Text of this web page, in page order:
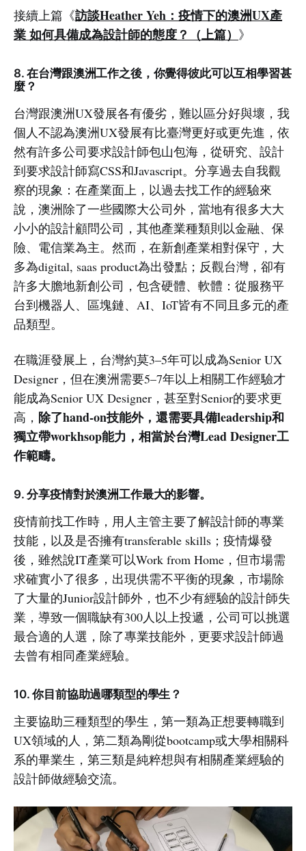
接續上篇《訪談Heather Yeh：疫情下的澳洲UX產
業 如何具備成為設計師的態度？（上篇） 》
8. 在台灣跟澳洲工作之後，你覺得彼此可以互相學習甚
麼？
台灣跟澳洲UX發展各有優劣，難以區分好與壞，我
個人不認為澳洲UX發展有比臺灣更好或更先進，依
然有許多公司要求設計師包山包海，從研究、設計
到要求設計師寫CSS和Javascript。分享過去自我觀
察的現象：在產業面上，以過去找工作的經驗來
說，澳洲除了一些國際大公司外，當地有很多大大
小小的設計顧問公司，其他產業種類則以金融、保
險、電信業為主。然而，在新創產業相對保守，大
多為digital, saas product為出發點；反觀台灣，卻有
許多大膽地新創公司，包含硬體、軟體：從服務平
台到機器人、區塊鏈、AI、IoT皆有不同且多元的產
品類型。
在職涯發展上，台灣約莫3–5年可以成為Senior UX
Designer，但在澳洲需要5–7年以上相關工作經驗才
能成為Senior UX Designer，甚至對Senior的要求更
高， 除了hand-on技能外，還需要具備leadership和
獨立帶workhsop能力，相當於台灣Lead Designer工
作範疇。
9. 分享疫情對於澳洲工作最大的影響。
疫情前找工作時，用人主管主要了解設計師的專業
技能，以及是否擁有transferable skills；疫情爆發
後，雖然說IT產業可以Work from Home，但市場需
求確實小了很多，出現供需不平衡的現象，市場除
了大量的Junior設計師外，也不少有經驗的設計師失
業，導致一個職缺有300人以上投遞，公司可以挑選
最合適的人選，除了專業技能外，更要求設計師過
去曾有相同產業經驗。
10. 你目前協助過哪類型的學生？
主要協助三種類型的學生，第一類為正想要轉職到
UX領域的人，第二類為剛從bootcamp或大學相關科
系的畢業生，第三類是純粹想與有相關產業經驗的
設計師做經驗交流。